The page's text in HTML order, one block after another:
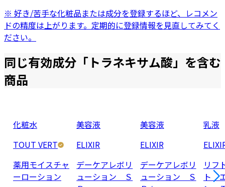
※ 好き/苦手な化粧品または成分を登録するほど、レコメン
ドの精度は上がります。定期的に登録情報を見直してみてく
ださい。
同じ有効成分「 トラネキサム酸」を含む
商品
化粧水
TOUT VERT
薬用モイスチャ
ーローション
美容液
ELIXIR
デーケアレボリ
ューション Ｓ
美容液
ELIXIR
デーケアレボリ
ューション Ｓ
乳液
リフ
ト